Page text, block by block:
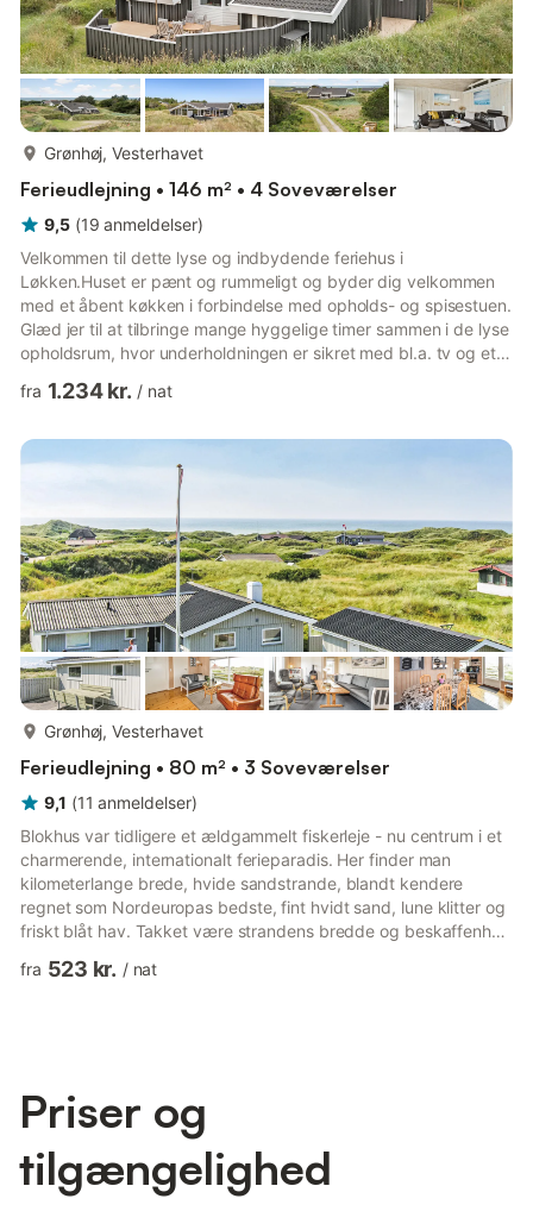
Grønhøj, Vesterhavet
Ferieudlejning • 146 m² • 4 Soveværelser
9,5 (19 anmeldelser)
Velkommen til dette lyse og indbydende feriehus i
Løkken.Huset er pænt og rummeligt og byder dig velkommen
med et åbent køkken i forbindelse med opholds- og spisestuen.
Glæd jer til at tilbringe mange hyggelige timer sammen i de lyse
opholdsrum, hvor underholdningen er sikret med bl.a. tv og et
slappe af i den rummelige sauna eller i boblebadet.Udenfor
mulighed for at vælge mellem sol eller skygge. Nyd din
morgenkaffe med en fantastisk udsigt over klitterne og havet.
fra 1.234 kr. / nat
Grønhøj, Vesterhavet
Ferieudlejning • 80 m² • 3 Soveværelser
9,1 (11 anmeldelser)
Blokhus var tidligere et ældgammelt fiskerleje - nu centrum i et
charmerende, internationalt ferieparadis. Her finder man
kilometerlange brede, hvide sandstrande, blandt kendere
regnet som Nordeuropas bedste, fint hvidt sand, lune klitter og
friskt blåt hav. Takket være strandens bredde og beskaffenhed
giver med sin fantastiske skønne natur, utallige muligheder for
fra 523 kr. / nat
Priser og
tilgængelighed